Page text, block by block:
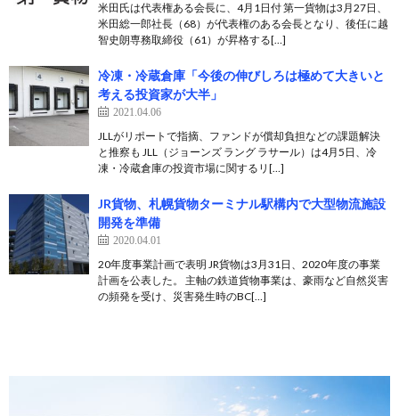
米田氏は代表権ある会長に、4月1日付 第一貨物は3月27日、
米田総一郎社長（68）が代表権のある会長となり、後任に越
智史朗専務取締役（61）が昇格する[…]
冷凍・冷蔵倉庫「今後の伸びしろは極めて大きいと
考える投資家が大半」
2021.04.06
JLLがリポートで指摘、ファンドが償却負担などの課題解決
と推察も JLL（ジョーンズ ラング ラサール）は4月5日、冷
凍・冷蔵倉庫の投資市場に関するリ[…]
JR貨物、札幌貨物ターミナル駅構内で大型物流施設
開発を準備
2020.04.01
20年度事業計画で表明 JR貨物は3月31日、2020年度の事業
計画を公表した。 主軸の鉄道貨物事業は、豪雨など自然災害
の頻発を受け、災害発生時のBC[…]